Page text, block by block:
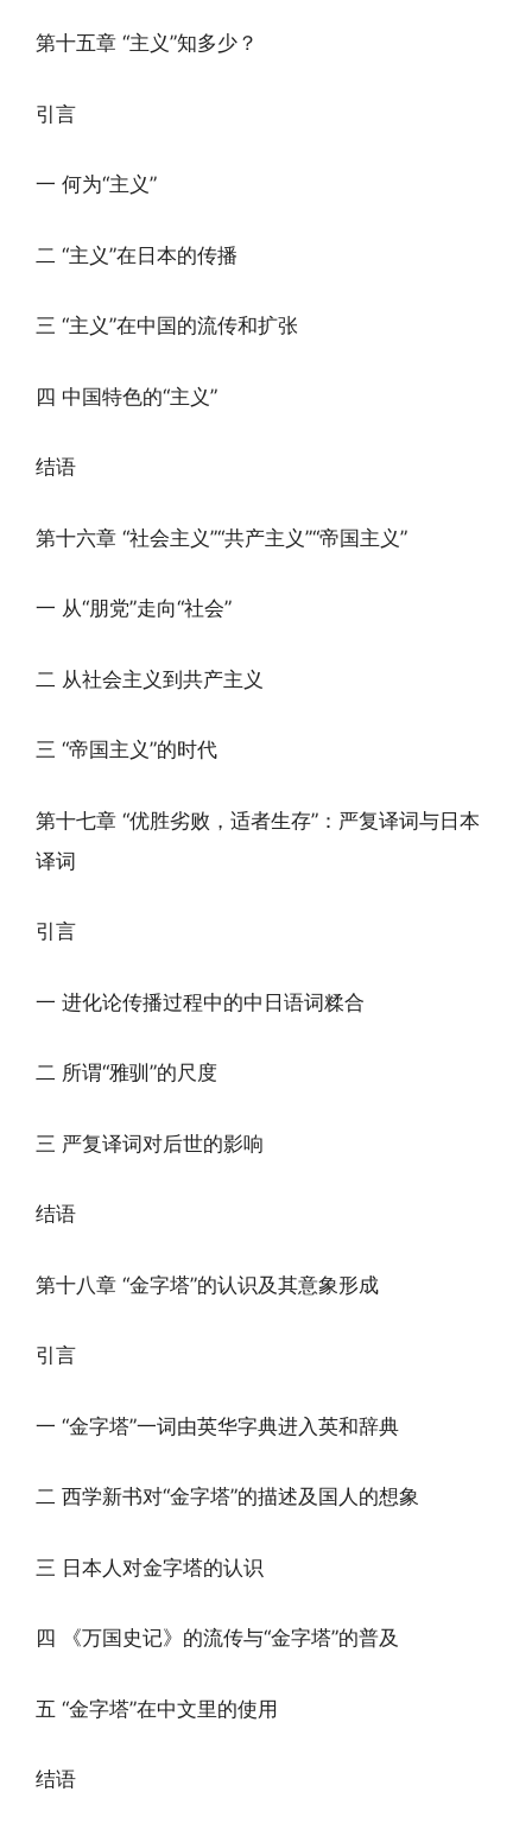
第十五章 “主义”知多少？
引言
一 何为“主义”
二 “主义”在日本的传播
三 “主义”在中国的流传和扩张
四 中国特色的“主义”
结语
第十六章 “社会主义”“共产主义”“帝国主义”
一 从“朋党”走向“社会”
二 从社会主义到共产主义
三 “帝国主义”的时代
第十七章 “优胜劣败，适者生存”：严复译词与日本
译词
引言
一 进化论传播过程中的中日语词糅合
二 所谓“雅驯”的尺度
三 严复译词对后世的影响
结语
第十八章 “金字塔”的认识及其意象形成
引言
一 “金字塔”一词由英华字典进入英和辞典
二 西学新书对“金字塔”的描述及国人的想象
三 日本人对金字塔的认识
四 《万国史记》的流传与“金字塔”的普及
五 “金字塔”在中文里的使用
结语